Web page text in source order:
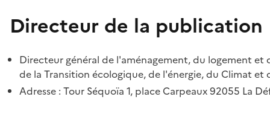
Directeur de la publication
Directeur général de l'aménagement, du logement
de la Transition écologique, de l'énergie, du Climat et
Adresse : Tour Séquoïa 1, place Carpeaux 92055 La